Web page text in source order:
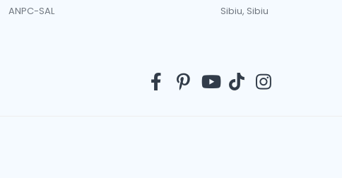
ANPC-SAL
Sibiu, Sibiu